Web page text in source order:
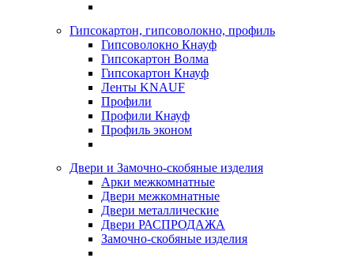
Гипсокартон, гипсоволокно, профиль
Гипсоволокно Кнауф
Гипсокартон Волма
Гипсокартон Кнауф
Ленты KNAUF
Профили
Профили Кнауф
Профиль эконом
Двери и Замочно-скобяные изделия
Арки межкомнатные
Двери межкомнатные
Двери металлические
Двери РАСПРОДАЖА
Замочно-скобяные изделия